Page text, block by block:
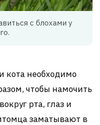
с блохами у
кота необходимо
чтобы намочить
рта, глаз и
заматывают в